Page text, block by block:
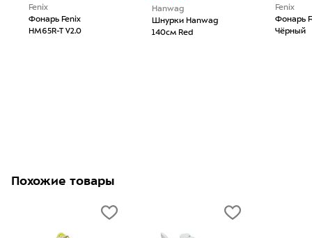
Fenix
Фонарь Fenix
HM65R-T V2.0
Hanwag
Шнурки Hanwag
140см Red
Fenix
Фонарь
Чёрный
Похожие товары